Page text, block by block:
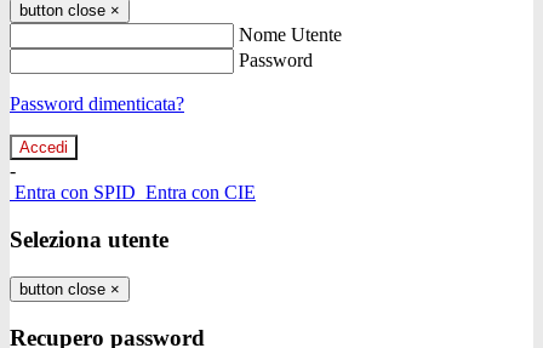
button close ×
Nome Utente
Password
Password dimenticata?
-
Entra con SPID Entra con CIE
Seleziona utente
button close ×
Recupero password